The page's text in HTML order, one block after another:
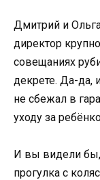
Дмитрий и
директор
совещаниях
декрете. Да-да,
не сбежал в
уходу за
И вы видели бы,
прогулка с